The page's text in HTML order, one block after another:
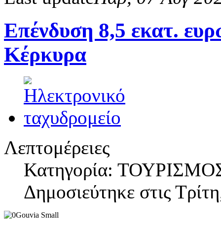
Επένδυση 8,5 εκατ.
Κέρκυρα
Λεπτομέρειες
Κατηγορία:
Δημοσιεύτηκε στις